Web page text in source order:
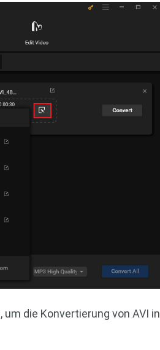
, um die Konvertierung von AVI in